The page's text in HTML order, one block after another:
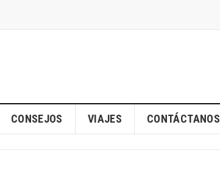
CONSEJOS VIAJES CONTÁCTANOS